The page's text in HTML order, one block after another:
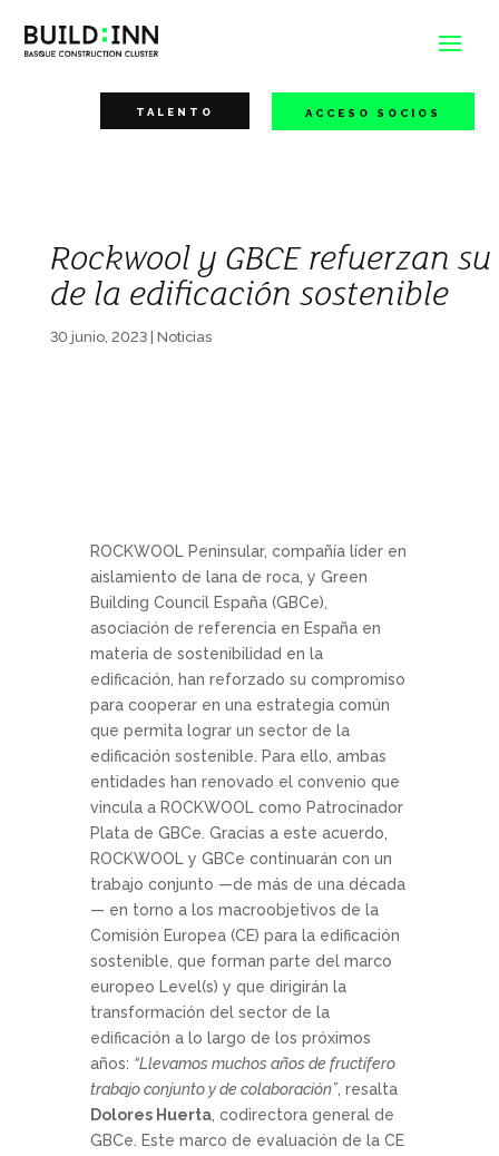
TALENTO ACCESO SOCIOS
Rockwool y GBCE refuerzan
de la edificación sostenible
30 junio, 2023| Noticias
ROCKWOOL Peninsular, compañía líder en
aislamiento de lana de roca, y Green
Building Council España (GBCe),
asociación de referencia en España en
materia de sostenibilidad en la
edificación, han reforzado su compromiso
para cooperar en una estrategia común
que permita lograr un sector de la
edificación sostenible. Para ello, ambas
entidades han renovado el convenio que
vincula a ROCKWOOL como Patrocinador
Plata de GBCe. Gracias a este acuerdo,
ROCKWOOL y GBCe continuarán con un
trabajo conjunto —de más de una década
— en torno a los macroobjetivos de la
Comisión Europea (CE) para la edificación
sostenible, que forman parte del marco
europeo Level(s) y que dirigirán la
transformación del sector de la
edificación a lo largo de los próximos
años: “Llevamos muchos años de fructífero
trabajo conjunto y de colaboración”, resalta
Dolores Huerta, codirectora general de
GBCe. Este marco de evaluación de la CE